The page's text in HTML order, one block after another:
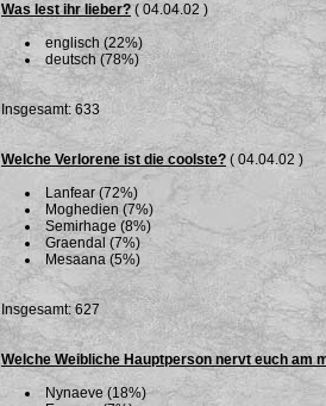
Was lest ihr lieber?( 04.04.02 )
englisch (22%)
deutsch (78%)
Insgesamt: 633
Welche Verlorene ist die coolste? ( 04.04.02 )
Lanfear (72%)
Moghedien (7%)
Semirhage (8%)
Graendal (7%)
Mesaana (5%)
Insgesamt: 627
Welche Weibliche Hauptperson nervt euch am
Nynaeve (18%)